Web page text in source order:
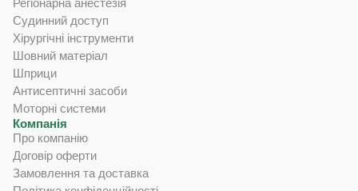
Регіонарна анестезія
Судинний доступ
Хірургічні інструменти
Шовний матеріал
Шприци
Антисептичні засоби
Моторні системи
Компанія
Про компанію
Договір оферти
Замовлення та доставка